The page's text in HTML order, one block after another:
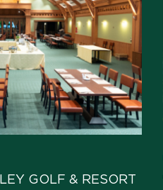
GOLF & RESORT